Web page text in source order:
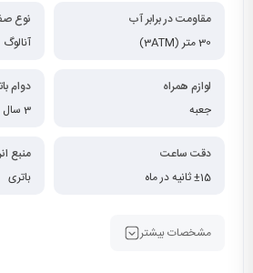
مقاومت در برابر آب
30 متر (3ATM)
نوع
آنالوگ
لوازم همراه
جعبه
دوام
3 سال
دقت ساعت
±15 ثانیه در ماه
منبع
باتری
مشخصات بیشتر